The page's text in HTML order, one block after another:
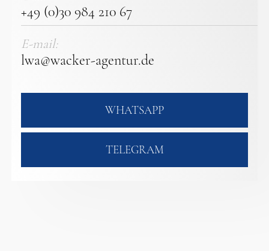
+49 (0)30 984 210 67
E-mail:
lwa@wacker-agentur.de
WHATSAPP
TELEGRAM